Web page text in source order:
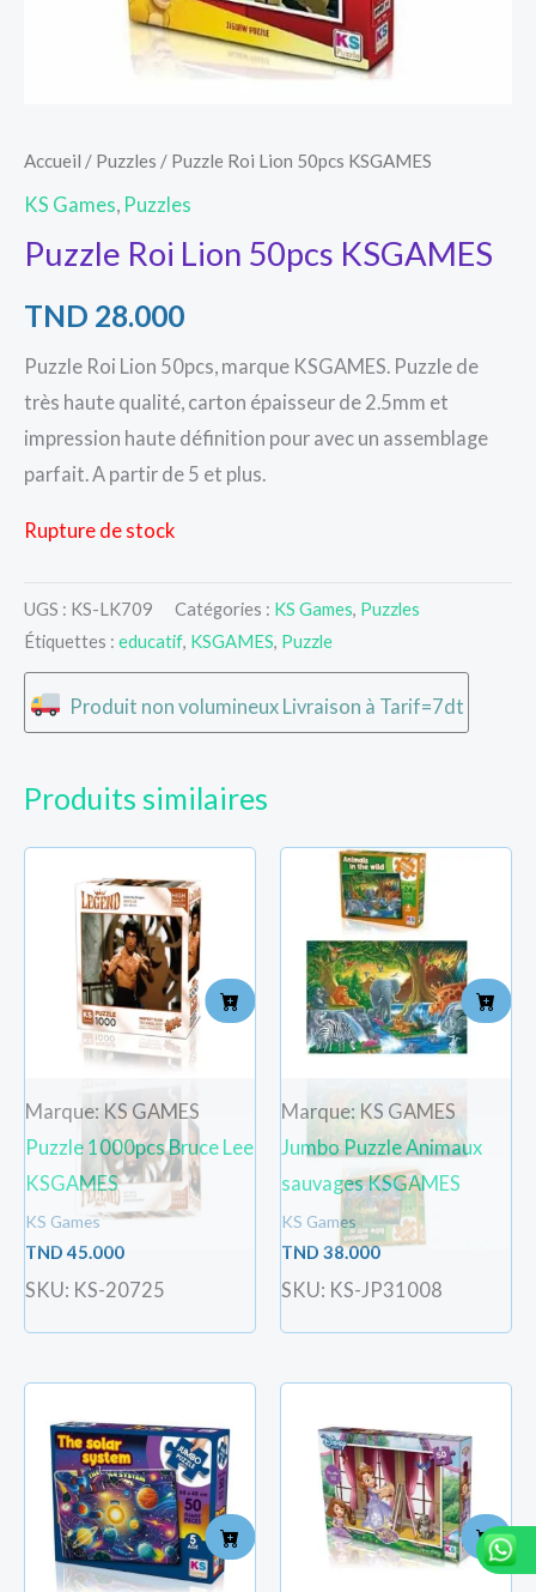
Accueil / Puzzles / Puzzle Roi Lion 50pcs KSGAMES
KS Games, Puzzles
Puzzle Roi Lion 50pcs KSGAMES
TND 28.000
Puzzle Roi Lion 50pcs, marque KSGAMES. Puzzle de
très haute qualité, carton épaisseur de 2.5mm et
impression haute définition pour avec un assemblage
parfait. A partir de 5 et plus.
Rupture de stock
UGS : KS-LK709 Catégories : KS Games, Puzzles
Étiquettes : educatif, KSGAMES, Puzzle
Produit non volumineux Livraison à Tarif=7dt
Produits similaires
Marque: KS GAMES
Puzzle 1000pcs Bruce Lee
KSGAMES
KS Games
TND 45.000
SKU: KS-20725
Marque: KS GAMES
Jumbo Puzzle Animaux
sauvages KSGAMES
KS Games
TND 38.000
SKU: KS-JP31008